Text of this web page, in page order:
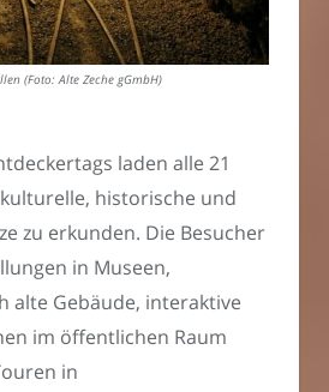
(Foto: Alte Zeche gGmbH)
laden alle 21
historische und
zu erkunden. Die Besucher
in Museen,
alte Gebäude, interaktive
im öffentlichen Raum
in